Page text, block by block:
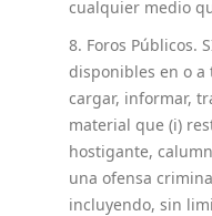
cualquier medio
8. Foros Públicos.
disponibles en o a
cargar, informar,
material que (i)
hostigante,
una ofensa
incluyendo, sin